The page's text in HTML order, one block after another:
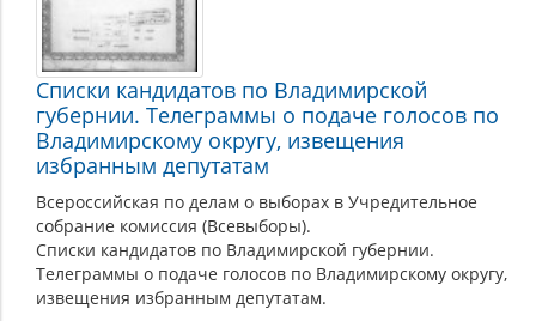
Списки кандидатов по Владимирской
губернии. Телеграммы о подаче голосов по
Владимирскому округу, извещения
избранным депутатам
Всероссийская по делам о выборах в Учредительное
собрание комиссия (Всевыборы).
Списки кандидатов по Владимирской губернии.
Телеграммы о подаче голосов по Владимирскому округу,
извещения избранным депутатам.